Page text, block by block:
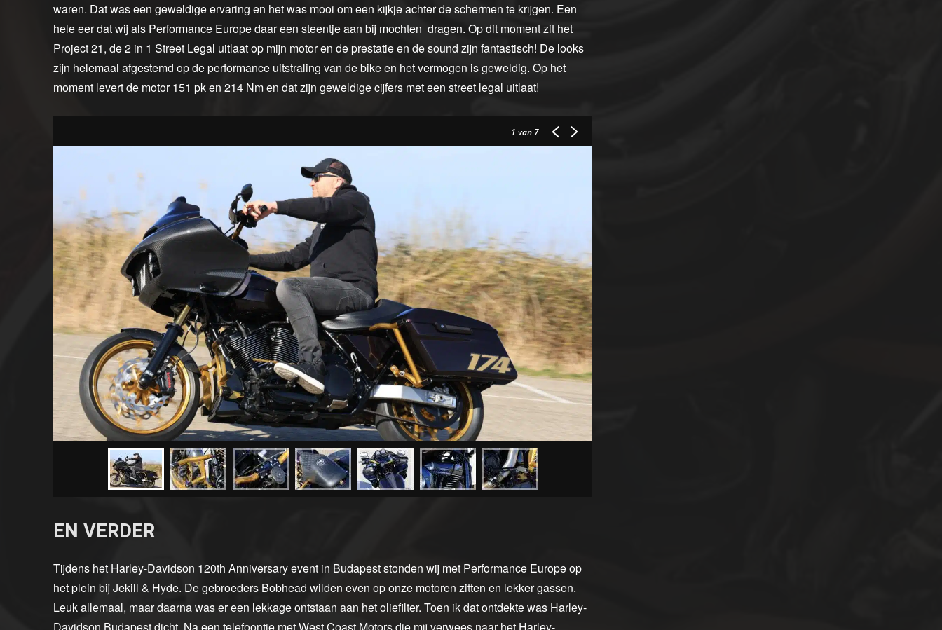
waren. Dat was een geweldige ervaring en het was mooi om een kijkje achter de schermen te krijgen. Een
hele eer dat wij als Performance Europe daar een steentje aan bij mochten dragen. Op dit moment zit het
Project 21, de 2 in 1 Street Legal uitlaat op mijn motor en de prestatie en de sound zijn fantastisch! De looks
zijn helemaal afgestemd op de performance uitstraling van de bike en het vermogen is geweldig. Op het
moment levert de motor 151 pk en 214 Nm en dat zijn geweldige cijfers met een street legal uitlaat!
1 van 7
EN VERDER
Tijdens het Harley-Davidson 120th Anniversary event in Budapest stonden wij met Performance Europe op
het plein bij Jekill & Hyde. De gebroeders Bobhead wilden even op onze motoren zitten en lekker gassen.
Leuk allemaal, maar daarna was er een lekkage ontstaan aan het oliefilter. Toen ik dat ontdekte was Harley-